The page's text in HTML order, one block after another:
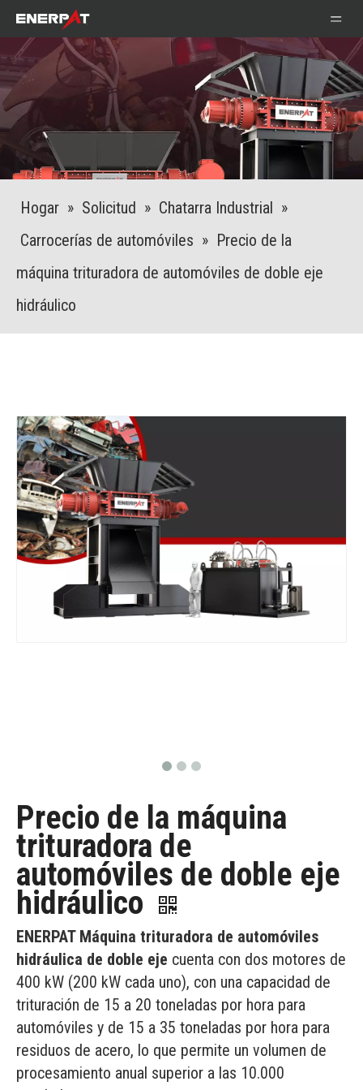
Hogar » Solicitud » Chatarra Industrial »
Carrocerías de automóviles » Precio de la
máquina trituradora de automóviles de doble eje
hidráulico
Precio de la máquina
trituradora de
automóviles de doble eje
hidráulico
ENERPAT Máquina trituradora de automóviles
hidráulica de doble eje cuenta con dos motores de
400 kW (200 kW cada uno), con una capacidad de
trituración de 15 a 20 toneladas por hora para
automóviles y de 15 a 35 toneladas por hora para
residuos de acero, lo que permite un volumen de
procesamiento anual superior a las 10.000